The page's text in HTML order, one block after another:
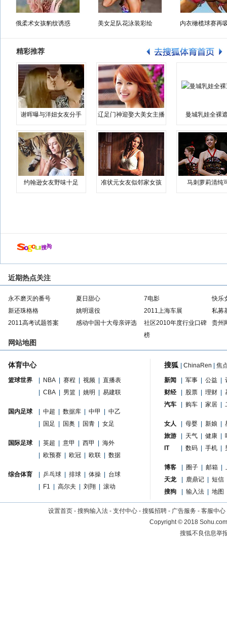
俄柔术女孩豹纹诱惑 美女足队花泳装彩绘 内衣橄榄球赛再
精彩推荐
谢晖曝与洋妞女友分手 辽足门神迎娶大美女主播 曼城乳娃全裸
约翰逊女友野味十足 准状元女友似邻家女孩 马刺萝莉清纯
近期热点关注
永不磨灭的番号 夏日甜心 7电影
快乐
新还珠格格
姚明退役 2011上海车展
私募
2011高考试题答案
感动中国十大母亲评选
社区2010年度行业口碑
榜
贵州
网站地图
体育中心
篮球世界 NBA 赛程 视频
直播表
CBA 男篮 姚明 易建联
国内足球 中超 数据库 中甲
中乙
国足 国奥 国青 女足
国际足球 英超 意甲 西甲
海外
欧预赛 欧冠 欧联 数据
综合体育 乒乓球 排球 体操
台球
F1 高尔夫 刘翔 滚动
搜狐 ChinaRen 焦
新闻 军事 公益
财经
股票 理财
汽车
购车 家居
女人 母婴 新娘
旅游
天气 健康
IT
数码 手机
博客 圈子 邮箱
天龙
鹿鼎记
短信
搜狗
输入法 地图
设置首页 - 搜狗输入法 - 支付中心 - 搜狐招聘 - 广告服务 - 客服中心
Copyright©2018
搜狐不良信息举